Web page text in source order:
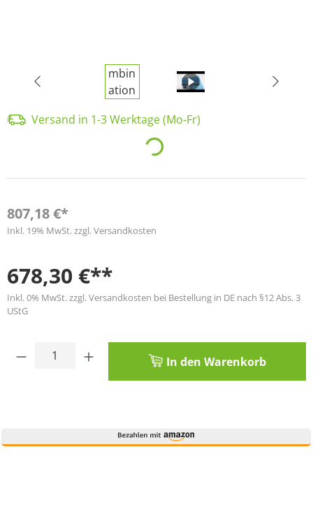
Versand in 1-3 Werktage (Mo-Fr)
Loading...
807,18 €*
Inkl. 19% MwSt. zzgl. Versandkosten
678,30 €**
Inkl. 0% MwSt. zzgl. Versandkosten bei Bestellung in DE nach §12 Abs. 3
UStG
Produkt Anzahl: Gib den gewünschten
In den Warenkorb